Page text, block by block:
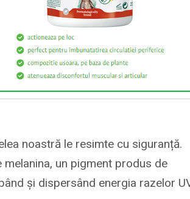
noastră le resimte cu siguranță.
un pigment produs de
și dispersând energia razelor